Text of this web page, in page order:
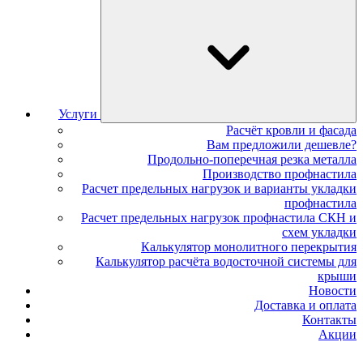
Услуги
Расчёт кровли и фасада
Вам предложили дешевле?
Продольно-поперечная резка металла
Производство профнастила
Расчет предельных нагрузок и варианты укладки
профнастила
Расчет предельных нагрузок профнастила СКН и
схем укладки
Калькулятор монолитного перекрытия
Калькулятор расчёта водосточной системы для
крыши
Новости
Доставка и оплата
Контакты
Акции